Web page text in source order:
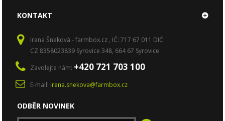
KONTAKT
Irena Šneková - farmbox.cz , IČ: 717 67 011 DIČ:
CZ 8358023839 Syrovice 348, 664 67 Syrovice
Zavolejte nám: +420 721 703 100
E-mail: irena.snekova@farmbox.cz
ODBĚR NOVINEK